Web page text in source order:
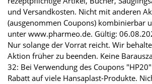
und Versandkosten. Nicht mit anderen
(ausgenommen Coupons) kombinierbar
unter www.pharmeo.de. Gültig:
Nur solange der Vorrat reicht. Wir
Aktion früher zu beenden. Keine
32: Bei Verwendung des Coupons
Rabatt auf viele Hansaplast-Produkte.